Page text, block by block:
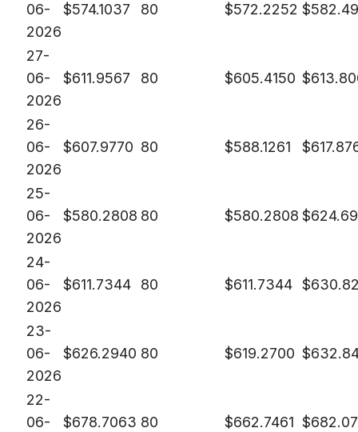
06-
2026
$574.1037 80 $572.2252 $
27-
06-
2026
$611.9567 80 $605.4150 $
26-
06-
2026
$607.9770 80 $588.1261 $
25-
06-
2026
$580.2808 80 $580.2808 $
24-
06-
2026
$611.7344 80 $611.7344 $
23-
06-
2026
$626.2940 80 $619.2700 $
22-
06-
$678.7063 80 $662.7461 $